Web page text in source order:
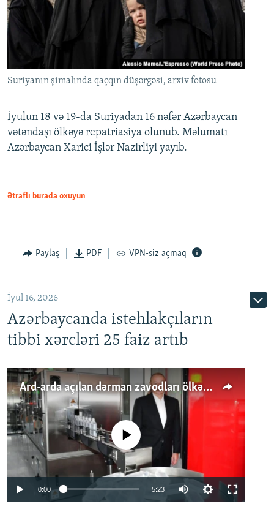
Suriyanın şimalında qaçqın düşərgəsi, arxiv fotosu
İyulun 18 və 19-da Suriyadan 16 nəfər Azərbaycan
vətəndaşı ölkəyə repatriasiya olunub. Məlumatı
Azərbaycan Xarici İşlər Nazirliyi yayıb.
Ətraflı burada oxuyun
Paylaş PDF VPN-siz açmaq
İyul 16, 2026
Azərbaycanda istehlakçıların
tibbi xərcləri 25 faiz artıb
Ard-arda açılan dərman zavodları ölkənin tələbatını ödəyirmi?
No media source currently available
0:00 5:23